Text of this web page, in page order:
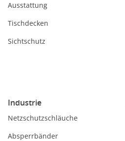
Ausstattung
Tischdecken
Sichtschutz
Industrie
Netzschutzschläuche
Absperrbänder